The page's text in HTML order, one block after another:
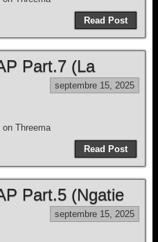
Read Post
Part.7 (La
septembre 15, 2025
Threema
Read Post
Part.5 (Ngatie
septembre 15, 2025